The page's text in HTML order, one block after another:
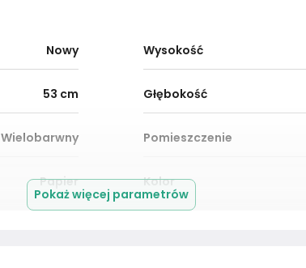
Nowy Wysokość
53 cm Głębokość
Wielobarwny Pomieszczenie
Papier Kolor
Pokaż więcej parametrów